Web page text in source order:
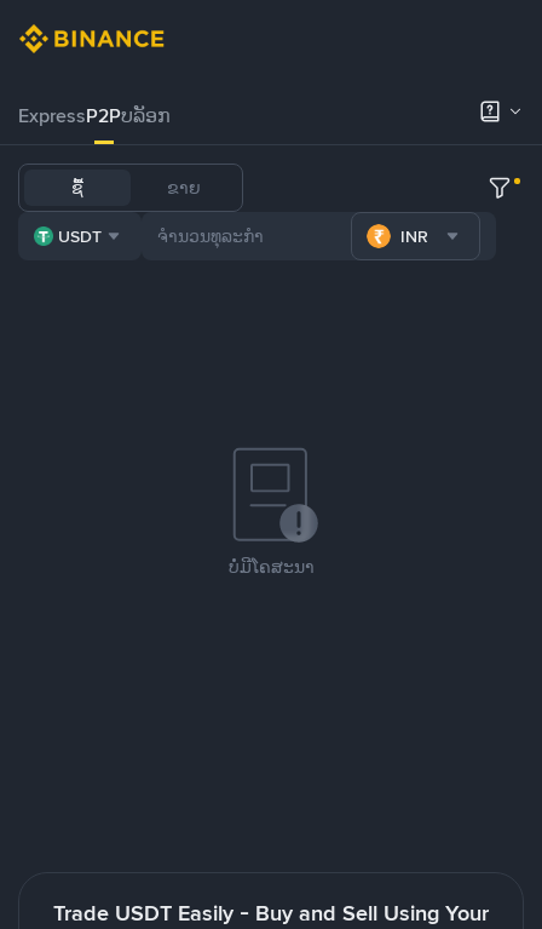
ExpressP2Pບລັອກ
ຊື້ ຂາຍ
USDT INR
ບໍ່ມີໂຄສະນາ
Trade USDT Easily - Buy and Sell Using Your